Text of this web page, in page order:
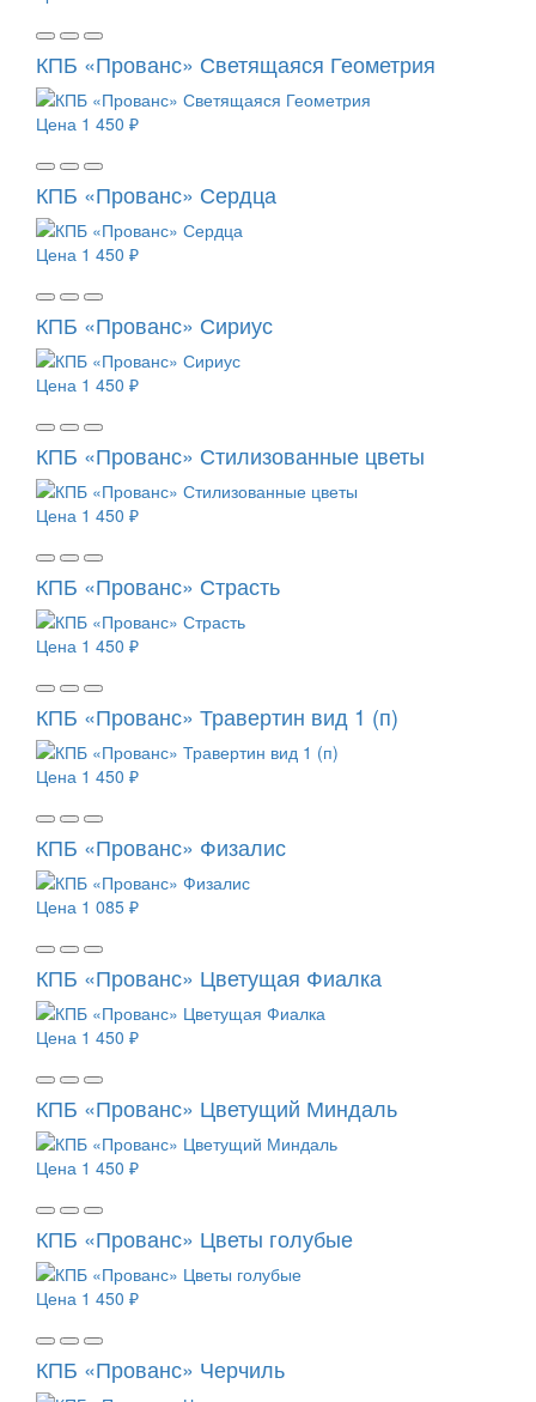
КПБ «Прованс» Светящаяся Геометрия
Цена 1 450 ₽
КПБ «Прованс» Сердца
Цена 1 450 ₽
КПБ «Прованс» Сириус
Цена 1 450 ₽
КПБ «Прованс» Стилизованные цветы
Цена 1 450 ₽
КПБ «Прованс» Страсть
Цена 1 450 ₽
КПБ «Прованс» Травертин вид 1 (п)
Цена 1 450 ₽
КПБ «Прованс» Физалис
Цена 1 085 ₽
КПБ «Прованс» Цветущая Фиалка
Цена 1 450 ₽
КПБ «Прованс» Цветущий Миндаль
Цена 1 450 ₽
КПБ «Прованс» Цветы голубые
Цена 1 450 ₽
КПБ «Прованс» Черчиль